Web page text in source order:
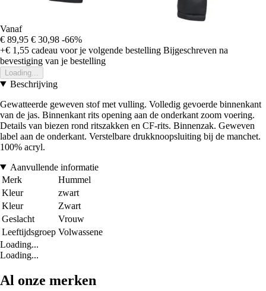
Vanaf
€ 89,95 € 30,98 -66%
+€ 1,55 cadeau voor je volgende bestelling Bijgeschreven na
bevestiging van je bestelling
Loading...
Beschrijving
Gewatteerde geweven stof met vulling. Volledig gevoerde binnenkant
van de jas. Binnenkant rits opening aan de onderkant zoom voering.
Details van biezen rond ritszakken en CF-rits. Binnenzak. Geweven
label aan de onderkant. Verstelbare drukknoopsluiting bij de manchet.
100% acryl.
Aanvullende informatie
Merk
Hummel
Kleur
zwart
Kleur
Zwart
Geslacht
Vrouw
Leeftijdsgroep Volwassene
Loading...
Loading...
Al onze merken